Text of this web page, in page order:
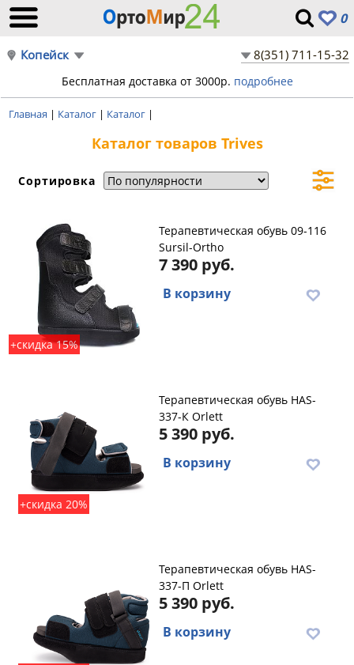
0
Копейск 8(351) 711-15-32
Бесплатная доставка от 3000р. подробнее
Главная | Каталог | Каталог |
Каталог товаров Trives
Сортировка
+скидка 15%
Терапевтическая обувь 09-116
Sursil-Ortho
7 390 руб.
В корзину
+скидка 20%
Терапевтическая обувь HAS-
337-К Orlett
5 390 руб.
В корзину
Терапевтическая обувь HAS-
337-П Orlett
5 390 руб.
В корзину